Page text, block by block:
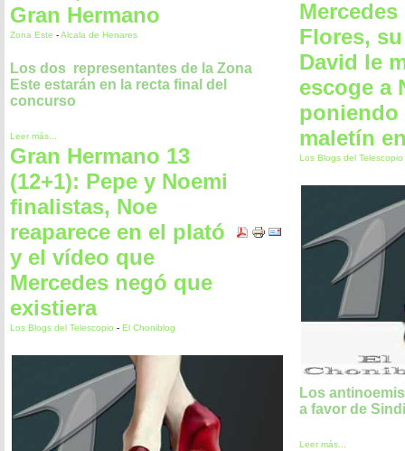
Gran Hermano
Zona Este -Alcala de Henares
Los dos representantes de la Zona
Este estarán en la recta final del
concurso
Leer más...
Gran Hermano 13
(12+1): Pepe y Noemi
finalistas, Noe
reaparece en el plató
y el vídeo que
Mercedes negó que
existiera
Los Blogs del Telescopio - El Choniblog
Mercedes
Flores,
David le
escoge a
poniendo
maletín
Los Blogs del Telescopio
Los
a favor de
Leer más...